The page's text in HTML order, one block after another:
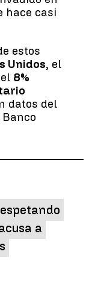
hace casi
estos
Unidos, el
8%
datos del
a